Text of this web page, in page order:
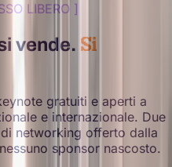
LIBERO ]
vende. Si
gratuiti e aperti a
e internazionale. Due
networking offerto dalla
sponsor nascosto.